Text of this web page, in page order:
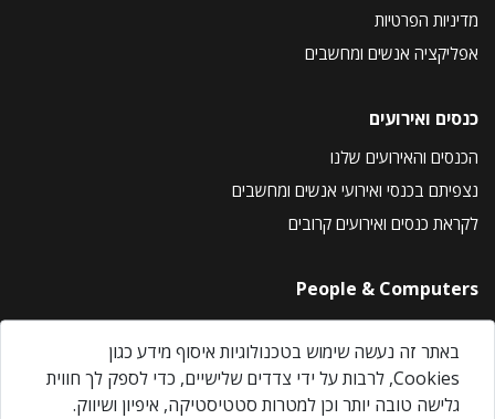
מדיניות הפרטיות
אפליקציה אנשים ומחשבים
כנסים ואירועים
הכנסים והאירועים שלנו
נצפיתם בכנסי ואירועי אנשים ומחשבים
לקראת כנסים ואירועים קרובים
People & Computers
About Us
Privacy Policy
Contact Us
באתר זה נעשה שימוש בטכנולוגיות איסוף מידע כגון
Cookies, לרבות על ידי צדדים שלישיים, כדי לספק לך חווית
גלישה טובה יותר וכן למטרות סטטיסטיקה, איפיון ושיווק.